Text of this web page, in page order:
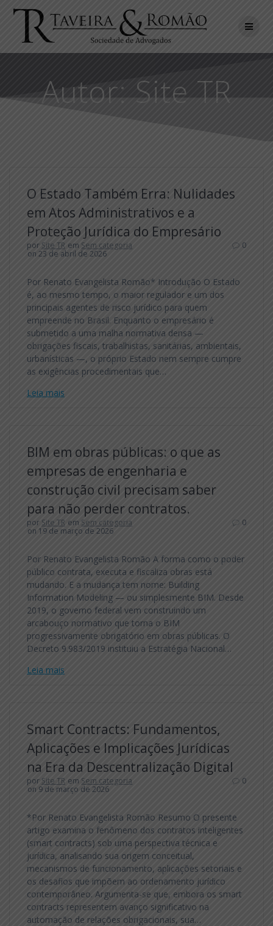
to
content
Autor:Site TR
O Estado Também Erra: Nulidades
em Atos Administrativos e a
Proteção Jurídica do Empresário
por Site TR em Sem categoria
on 23 de abril de 2026
0
Por Renato Evangelista Romão* Introdução O Estado
é, ao mesmo tempo, o maior regulador e um dos
principais agentes de risco jurídico para quem
empreende no Brasil. Enquanto o empresário é
submetido a uma malha normativa densa —
obrigações fiscais, trabalhistas, sanitárias, ambientais,
urbanísticas —, o próprio Estado nem sempre cumpre
as exigências procedimentais que…
Leia mais
BIM em obras públicas: o que as
empresas de engenharia e
construção civil precisam saber
para não perder contratos.
por Site TR em Sem categoria
on 19 de março de 2026
0
Por Renato Evangelista Romão A forma como o poder
público contrata, executa e fiscaliza obras está
mudando. E a mudança tem nome: Building
Information Modeling — ou simplesmente BIM. Desde
2019, o governo federal vem construindo um
arcabouço normativo que torna o BIM
progressivamente obrigatório em obras públicas. O
Decreto 9.983/2019 instituiu a Estratégia Nacional…
Leia mais
Smart Contracts: Fundamentos,
Aplicações e Implicações Jurídicas
na Era da Descentralização Digital
por Site TR em Sem categoria
on 9 de março de 2026
0
*Por Renato Evangelista Romão Resumo O presente
artigo examina o fenômeno dos contratos inteligentes
(smart contracts) sob uma perspectiva técnica e
jurídica, analisando sua origem conceitual,
mecanismos de funcionamento, aplicações setoriais e
os desafios que impõem ao ordenamento jurídico
contemporâneo. Argumenta-se que, embora os smart
contracts representem avanço significativo na
automação de relações obrigacionais, sua…